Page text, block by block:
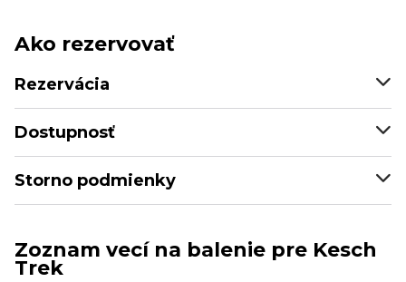
Ako rezervovať
Rezervácia
Dostupnosť
Storno podmienky
Zoznam vecí na balenie pre Kesch
Trek